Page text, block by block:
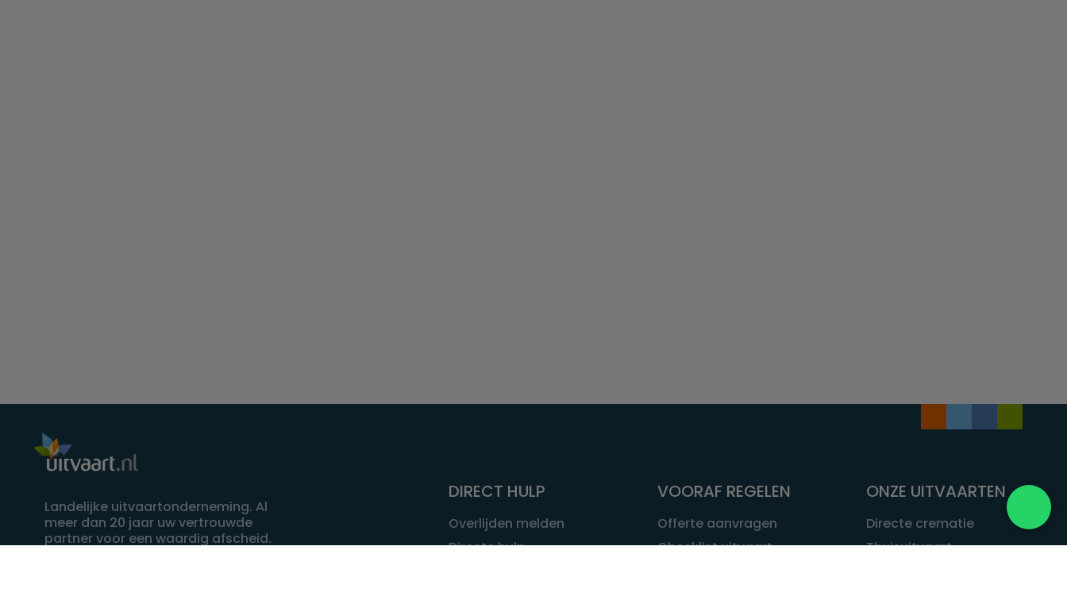
Landelijke uitvaartonderneming. Al
meer dan 20 jaar uw vertrouwde
partner voor een waardig afscheid.
DIRECT HULP
Overlijden melden
Directe hulp
VOORAF REGELEN
Offerte aanvragen
Checklist uitvaart
ONZE UITVAARTEN
Directe crematie
Thuisuitvaart